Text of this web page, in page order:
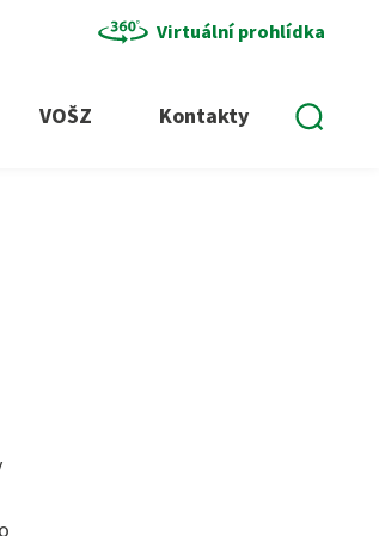
VOŠZ Kontakty
Virtuální prohlídka